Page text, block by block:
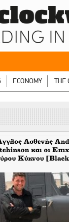
ECONOMY THE
Ασθενής
και οι
Κύκνου